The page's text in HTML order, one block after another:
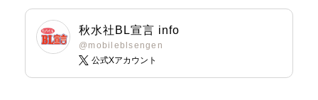
秋水社BL宣言 info
@mobileblsengen
公式Xアカウント